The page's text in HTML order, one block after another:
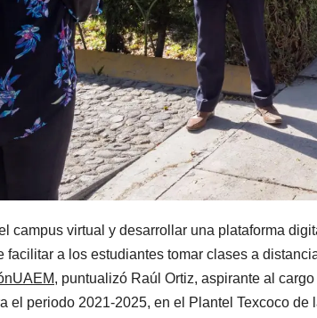
campus virtual y desarrollar una plataforma
facilitar a los estudiantes tomar clases a
, puntualizó Raúl Ortiz, aspirante al
el periodo 2021-2025, en el Plantel Texcoco